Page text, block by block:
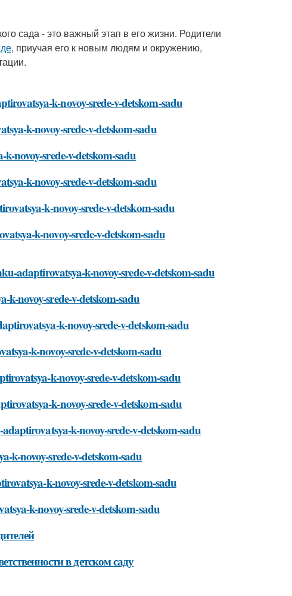
сада - это важный этап в его жизни. Родители
, приучая его к новым людям и окружению,
k-novoy-srede-v-detskom-sadu
k-novoy-srede-v-detskom-sadu
novoy-srede-v-detskom-sadu
k-novoy-srede-v-detskom-sadu
k-novoy-srede-v-detskom-sadu
k-novoy-srede-v-detskom-sadu
adaptirovatsya-k-novoy-srede-v-detskom-sadu
novoy-srede-v-detskom-sadu
k-novoy-srede-v-detskom-sadu
k-novoy-srede-v-detskom-sadu
k-novoy-srede-v-detskom-sadu
k-novoy-srede-v-detskom-sadu
k-novoy-srede-v-detskom-sadu
k-novoy-srede-v-detskom-sadu
k-novoy-srede-v-detskom-sadu
k-novoy-srede-v-detskom-sadu
в детском саду